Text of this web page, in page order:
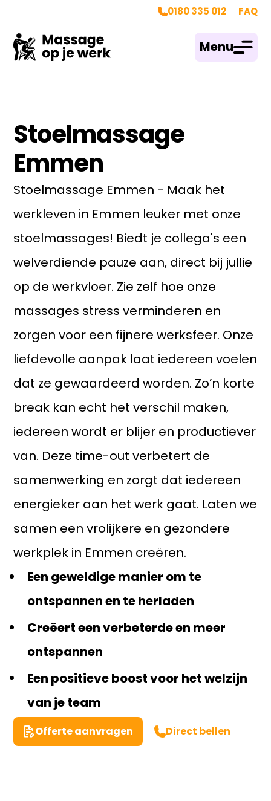
0180 335 012 FAQ
Menu
Stoelmassage
Emmen
Stoelmassage Emmen - Maak het
werkleven in Emmen leuker met onze
stoelmassages! Biedt je collega's een
welverdiende pauze aan, direct bij jullie
op de werkvloer. Zie zelf hoe onze
massages stress verminderen en
zorgen voor een fijnere werksfeer. Onze
liefdevolle aanpak laat iedereen voelen
dat ze gewaardeerd worden. Zo’n korte
break kan echt het verschil maken,
iedereen wordt er blijer en productiever
van. Deze time-out verbetert de
samenwerking en zorgt dat iedereen
energieker aan het werk gaat. Laten we
samen een vrolijkere en gezondere
werkplek in Emmen creëren.
Een geweldige manier om te
ontspannen en te herladen
Creëert een verbeterde en meer
ontspannen
Een positieve boost voor het welzijn
van je team
Offerte aanvragen Direct bellen